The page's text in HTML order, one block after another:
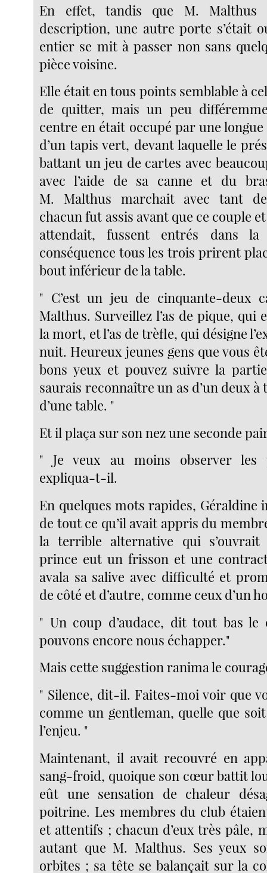
En effet, tandis que M. Malthus
description, une autre porte s’était
entier se mit à passer non sans
pièce voisine.
Elle était en tous points semblable à
de quitter, mais un peu
centre en était occupé par une
d’un tapis vert, devant laquelle le
battant un jeu de cartes avec
avec l’aide de sa canne et du
M. Malthus marchait avec tant
chacun fut assis avant que ce couple
attendait, fussent entrés dans
conséquence tous les trois prirent
bout inférieur de la table.
" C’est un jeu de cinquante-deux
Malthus. Surveillez l’as de pique, qui
la mort, et l’as de trèfle, qui désigne
nuit. Heureux jeunes gens que vous
bons yeux et pouvez suivre la
saurais reconnaître un as d’un deux
d’une table. "
Et il plaça sur son nez une seconde
" Je veux au moins observer les
expliqua-t-il.
En quelques mots rapides, Géraldine
de tout ce qu’il avait appris du
la terrible alternative qui
prince eut un frisson et une
avala sa salive avec difficulté et
de côté et d’autre, comme ceux d’un
" Un coup d’audace, dit tout bas le
pouvons encore nous échapper."
Mais cette suggestion ranima le
" Silence, dit-il. Faites-moi voir que
comme un gentleman, quelle que
l’enjeu. "
Maintenant, il avait recouvré en
sang-froid, quoique son cœur battit
eût une sensation de chaleur
poitrine. Les membres du club
et attentifs ; chacun d’eux très pâle,
autant que M. Malthus. Ses yeux
orbites ; sa tête se balançait sur la